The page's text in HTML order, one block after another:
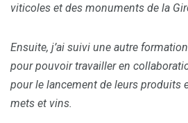
viticoles et des monuments de la
Ensuite, j’ai suivi une autre
pour pouvoir travailler en
pour le lancement de leurs produits
mets et vins.